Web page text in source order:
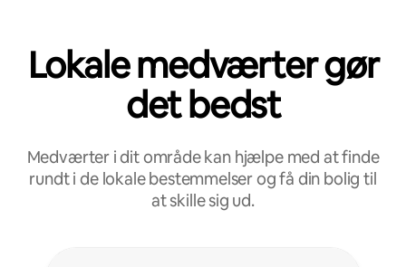
Lokale medværter gør
det bedst
Medværter i dit område kan hjælpe med at finde
rundt i de lokale bestemmelser og få din bolig til
at skille sig ud.